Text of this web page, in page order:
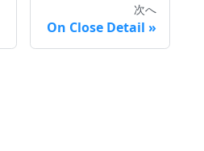
次へ
On Close Detail